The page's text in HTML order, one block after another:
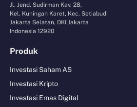
Jl. Jend. Sudirman Kav. 28,
Kel. Kuningan Karet, Kec. Setiabudi
Jakarta Selatan, DKI Jakarta
Indonesia 12920
Produk
Investasi Saham AS
Investasi Kripto
Investasi Emas Digital